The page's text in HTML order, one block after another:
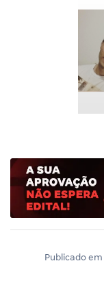
Publicado em